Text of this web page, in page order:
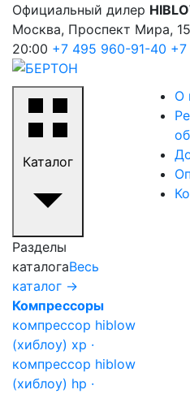
Официальный дилер
Москва, Проспект Мира,
20:00 +7 495 960-91-40
Каталог
Разделы
каталогаВесь
каталог →
Компрессоры
компрессор hiblow
(хиблоу) xp ·
компрессор hiblow
(хиблоу) hp ·
О